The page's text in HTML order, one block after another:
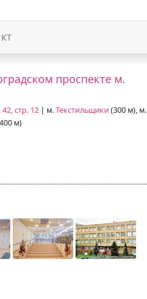
проспекте м.
стр. 12 | м.Текстильщики (300 м), м.
м)